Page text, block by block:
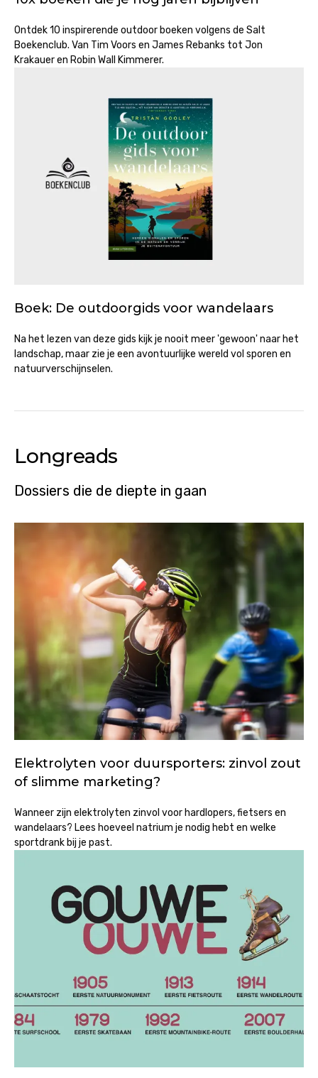
Ontdek 10 inspirerende outdoor boeken volgens de Salt
Boekenclub. Van Tim Voors en James Rebanks tot Jon
Krakauer en Robin Wall Kimmerer.
Boek: De outdoorgids voor wandelaars
Na het lezen van deze gids kijk je nooit meer 'gewoon' naar het
landschap, maar zie je een avontuurlijke wereld vol sporen en
natuurverschijnselen.
Longreads
Dossiers die de diepte in gaan
Elektrolyten voor duursporters: zinvol zout
of slimme marketing?
Wanneer zijn elektrolyten zinvol voor hardlopers, fietsers en
wandelaars? Lees hoeveel natrium je nodig hebt en welke
sportdrank bij je past.